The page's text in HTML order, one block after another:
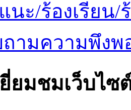
นะ/ร้องเรียน/
ามความพึงพ
ยมชมเว็บไซ